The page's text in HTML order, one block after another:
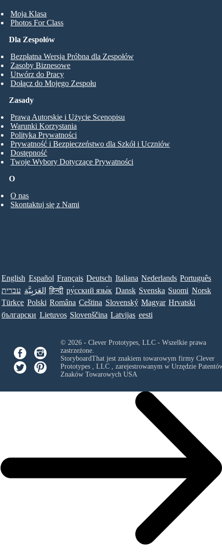
Moja Klasa
Photos For Class
Dla Zespołów
Bezpłatna Wersja Próbna dla Zespołów
Zasoby Biznesowe
Utwórz do Pracy
Dołącz do Mojego Zespołu
O
O nas
Skontaktuj się z Nami
Zasady
Prawa Autorskie i Użycie Scenopisu
Warunki Korzystania
Polityka Prywatności
Prywatność i Bezpieczeństwo dla Szkół i Uczniów
Dostępność
Twoje Wybory Dotyczące Prywatności
English Español Français Deutsch Italiana Nederlands Português
עברית العَرَبِيَّة हिन्दी ру́сский язы́к Dansk Svenska Suomi Norsk
Türkçe Polski Româna Ceština Slovenský Magyar Hrvatski
български Lietuvos Slovenščina Latvijas eesti
© 2026 - Clever Prototypes, LLC - Wszelkie prawa
zastrzeżone.
StoryboardThat jest znakiem towarowym firmy Clever
Prototypes , LLC, zarejestrowanym w Urzędzie
Znaków Towarowych USA